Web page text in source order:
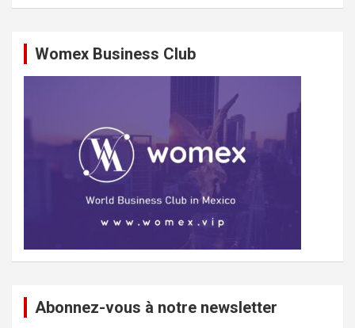
Womex Business Club
Abonnez-vous à notre newsletter